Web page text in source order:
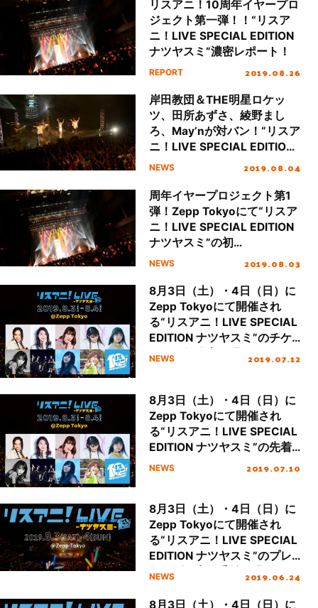
リスアニ！10周年イヤープロ
ジェクト第一弾！！“リスア
ニ！LIVE SPECIAL EDITION
ナツヤスミ”濃密レポート！
REPORT 2019.08.26
岸田教団＆THE明星ロケッ
ツ、田所あずさ、綾野まし
ろ、May’nが対バン！“リスア
ニ！LIVE SPECIAL EDITION
ナツヤスミ”の2日
円で終幕！
NEWS 2019.08.04
周年イヤープロジェクト第1
弾！Zepp Tokyoにて“リスア
ニ！LIVE SPECIAL EDITION
ナツヤスミ”の初
日“SATURDAY STAGE”が大
NEWS 2019.08.03
8月3日（土）・4日（日）に
Zepp Tokyoにて開催され
る“リスアニ！LIVE SPECIAL
EDITION ナツヤスミ”のチケ
ット一般発売が明日13日
NEWS 2019.07.12
8月3日（土）・4日（日）に
Zepp Tokyoにて開催され
る“リスアニ！LIVE SPECIAL
EDITION ナツヤスミ”の先着
先行受付が明日11日（木）正
NEWS 2019.07.10
8月3日（土）・4日（日）に
Zepp Tokyoにて開催され
る“リスアニ！LIVE SPECIAL
EDITION ナツヤスミ”のプレ
オーダー先行受付が明日25日
NEWS 2019.06.24
8月3日（土）・4日（日）に